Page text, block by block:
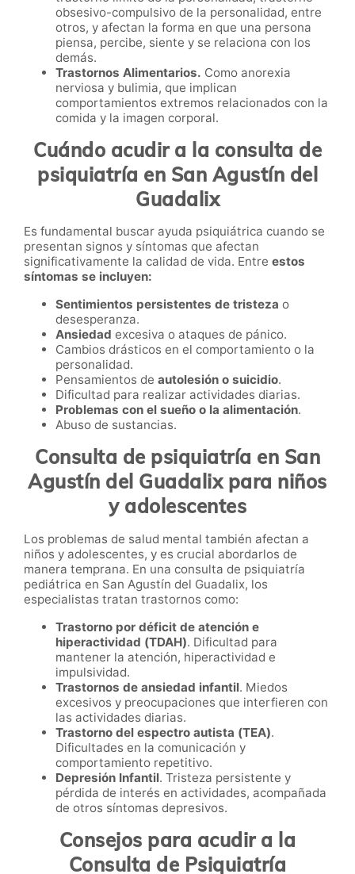
obsesivo-compulsivo de la personalidad, entre
otros, y afectan la forma en que una persona
piensa, percibe, siente y se relaciona con los
demás.
Trastornos Alimentarios. Como anorexia
nerviosa y bulimia, que implican
comportamientos extremos relacionados con la
comida y la imagen corporal.
Cuándo acudir a la consulta de
psiquiatría en San Agustín del
Guadalix
Es fundamental buscar ayuda psiquiátrica cuando se
presentan signos y síntomas que afectan
significativamente la calidad de vida. Entre estos
síntomas se incluyen:
Sentimientos persistentes de tristeza o
desesperanza.
Ansiedad excesiva o ataques de pánico.
Cambios drásticos en el comportamiento o la
personalidad.
Pensamientos de autolesión o suicidio.
Dificultad para realizar actividades diarias.
Problemas con el sueño o la alimentación.
Abuso de sustancias.
Consulta de psiquiatría en San
Agustín del Guadalix para niños
y adolescentes
Los problemas de salud mental también afectan a
niños y adolescentes, y es crucial abordarlos de
manera temprana. En una consulta de psiquiatría
pediátrica en San Agustín del Guadalix, los
especialistas tratan trastornos como:
Trastorno por déficit de atención e
hiperactividad (TDAH). Dificultad para
mantener la atención, hiperactividad e
impulsividad.
Trastornos de ansiedad infantil. Miedos
excesivos y preocupaciones que interfieren con
las actividades diarias.
Trastorno del espectro autista (TEA).
Dificultades en la comunicación y
comportamiento repetitivo.
Depresión Infantil. Tristeza persistente y
pérdida de interés en actividades, acompañada
de otros síntomas depresivos.
Consejos para acudir a la
Consulta de Psiquiatría